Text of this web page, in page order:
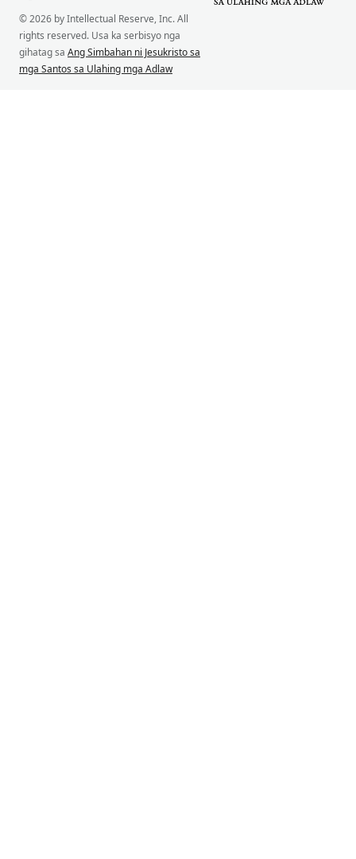
© 2026 by Intellectual Reserve, Inc. All
rights reserved. Usa ka serbisyo nga
gihatag sa Ang Simbahan ni Jesukristo sa
mga Santos sa Ulahing mga Adlaw